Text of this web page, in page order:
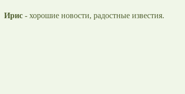
Ирис - хорошие новости, радостные известия.